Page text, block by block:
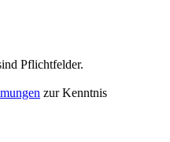
Pflichtfelder.
zur Kenntnis